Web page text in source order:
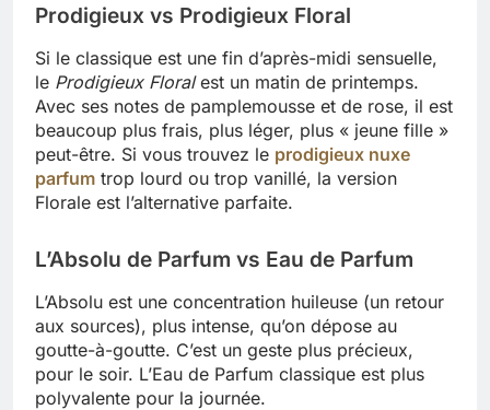
Prodigieux vs Prodigieux Floral
Si le classique est une fin d’après-midi sensuelle,
le Prodigieux Floralest un matin de printemps.
Avec ses notes de pamplemousse et de rose, il est
beaucoup plus frais, plus léger, plus « jeune fille »
peut-être. Si vous trouvez le prodigieux nuxe
parfum trop lourd ou trop vanillé, la version
Florale est l’alternative parfaite.
L’Absolu de Parfum vs Eau de Parfum
L’Absolu est une concentration huileuse (un retour
aux sources), plus intense, qu’on dépose au
goutte-à-goutte. C’est un geste plus précieux,
pour le soir. L’Eau de Parfum classique est plus
polyvalente pour la journée.